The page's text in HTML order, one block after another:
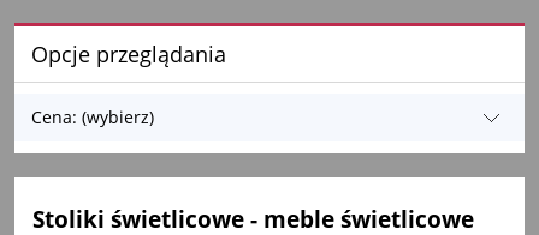
Opcje przeglądania
Cena: (wybierz)
Stoliki świetlicowe - meble świetlicowe